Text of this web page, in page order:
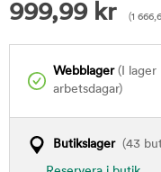
999,99kr (1
Webblager(I lager
arbetsdagar)
Butikslager(43